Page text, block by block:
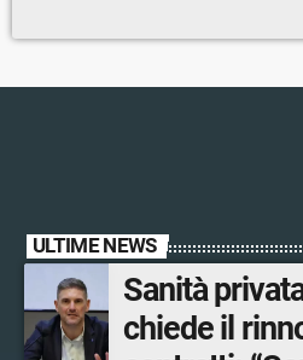
ULTIME NEWS
Sanità
chiede il